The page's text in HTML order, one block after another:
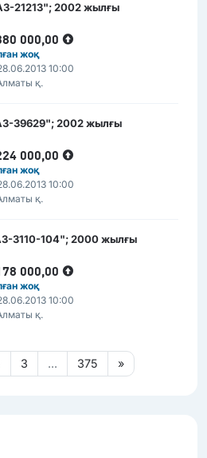
21213"; 2002 жылғы
000,00
жоқ
10:00
қ.
39629"; 2002 жылғы
000,00
жоқ
10:00
қ.
3110-104"; 2000 жылғы
000,00
жоқ
10:00
қ.
3 ... 375 »